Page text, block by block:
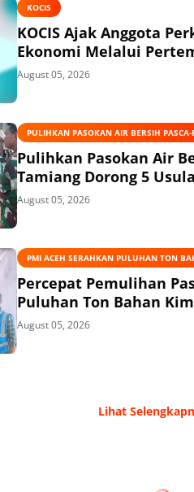
KOCIS
KOCIS Ajak Anggota
Ekonomi Melalui
August 05, 2026
PULIHKAN PASOKAN AIR BERSIH PASCA-
Pulihkan Pasokan Air
Tamiang Dorong 5
August 05, 2026
PMI ACEH SERAHKAN PULUHAN TON
Percepat Pemulihan
Puluhan Ton Bahan
August 05, 2026
Lihat